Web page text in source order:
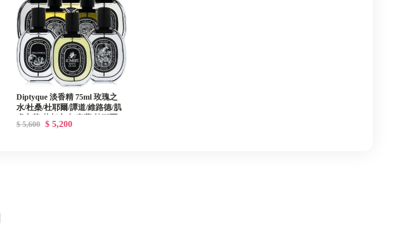
Diptyque 淡香精 75ml 玫瑰之
水/杜桑/杜耶爾/譚道/維路德/肌
$ 5,600 $ 5,200